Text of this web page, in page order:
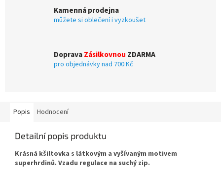
Kamenná prodejna
můžete si oblečení i vyzkoušet
DopravaZásilkovnou ZDARMA
pro objednávky nad 700 Kč
Popis Hodnocení
Detailní popis produktu
Krásná kšiltovka s látkovým a vyšívaným motivem
superhrdinů. Vzadu regulace na suchý zip.